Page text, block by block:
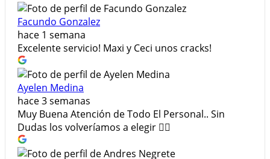
Facundo Gonzalez
hace 1 semana
Excelente servicio! Maxi y Ceci unos cracks!
Ayelen Medina
hace 3 semanas
Muy Buena Atención de Todo El Personal.. Sin
Dudas los volveríamos a elegir 👌🏼